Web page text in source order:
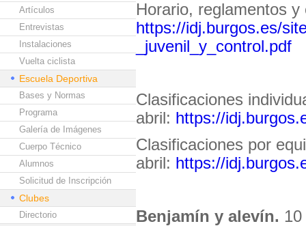
Artículos
Entrevistas
Instalaciones
Vuelta ciclista
Escuela Deportiva
Bases y Normas
Programa
Galería de Imágenes
Cuerpo Técnico
Alumnos
Solicitud de Inscripción
Clubes
Directorio
Horario, reglamentos y
https://idj.burgos.es/
_juvenil_y_control.pdf
Clasificaciones
abril: https://
Clasificaciones por
abril: https://
Benjamín y alevín.